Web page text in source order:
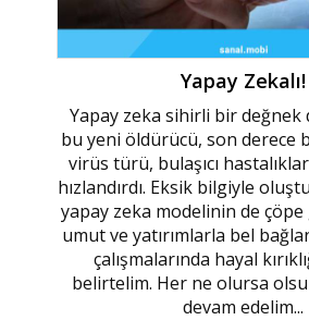
Yapay Zekalı!
Yapay zeka sihirli bir değnek
bu yeni öldürücü, son derece
virüs türü, bulaşıcı
hızlandırdı. Eksik bilgiyle
yapay zeka modelinin de
umut ve yatırımlarla bel
çalışmalarında hayal
belirtelim. Her ne olursa
devam edelim...